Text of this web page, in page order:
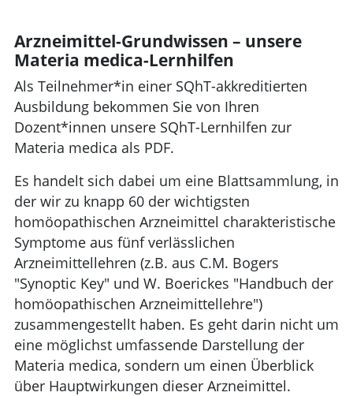
Arzneimittel-Grundwissen – unsere
Materia medica-Lernhilfen
Als Teilnehmer*in einer SQhT-akkreditierten
Ausbildung bekommen Sie von Ihren
Dozent*innen unsere SQhT-Lernhilfen zur
Materia medica als PDF.
Es handelt sich dabei um eine Blattsammlung, in
der wir zu knapp 60 der wichtigsten
homöopathischen Arzneimittel charakteristische
Symptome aus fünf verlässlichen
Arzneimittellehren (z.B. aus C.M. Bogers
"Synoptic Key" und W. Boerickes "Handbuch der
homöopathischen Arzneimittellehre")
zusammengestellt haben. Es geht darin nicht um
eine möglichst umfassende Darstellung der
Materia medica, sondern um einen Überblick
über Hauptwirkungen dieser Arzneimittel.